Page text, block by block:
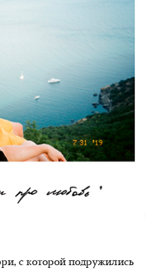
с которой подружились